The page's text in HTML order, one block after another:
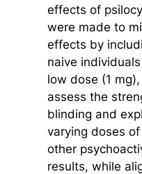
effects of
were made to
effects by
naive
low dose (1
assess the
blinding and
varying doses
other
results, while